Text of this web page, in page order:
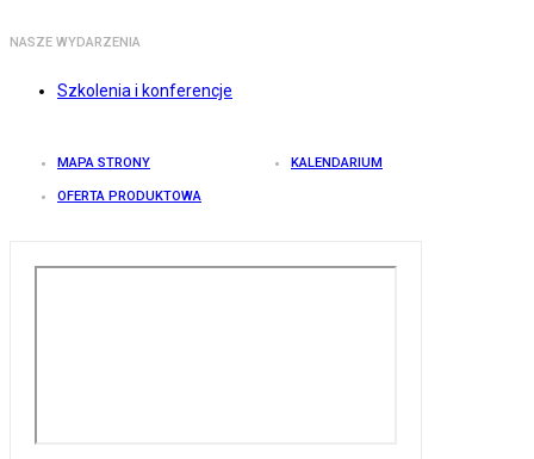
NASZE WYDARZENIA
Szkolenia i konferencje
MAPA STRONY KALENDARIUM
OFERTA PRODUKTOWA